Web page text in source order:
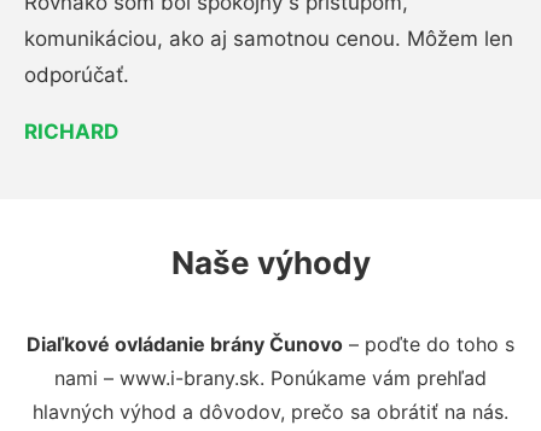
komunikáciou, ako aj samotnou cenou. Môžem len
odporúčať.
RICHARD
Naše výhody
Diaľkové ovládanie brány Čunovo – poďte do toho s
nami – www.i-brany.sk. Ponúkame vám prehľad
hlavných výhod a dôvodov, prečo sa obrátiť na nás.